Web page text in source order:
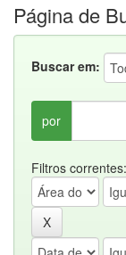
Página de
Buscar em:
por
Filtros correntes: